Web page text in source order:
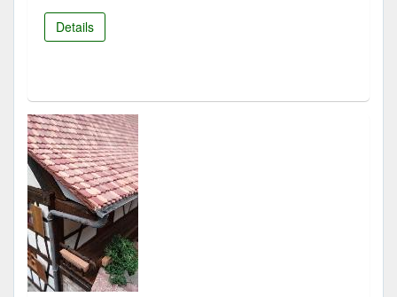
Details